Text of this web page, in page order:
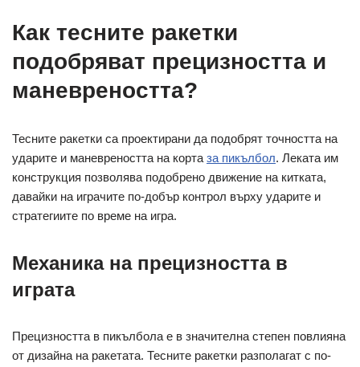
Как тесните ракетки
подобряват прецизността и
маневреността?
Тесните ракетки са проектирани да подобрят точността на
ударите и маневреността на кортаза пикълбол. Леката им
конструкция позволява подобрено движение на китката,
давайки на играчите по-добър контрол върху ударите и
стратегиите по време на игра.
Механика на прецизността в
играта
Прецизността в пикълбола е в значителна степен повлияна
от дизайна на ракетата. Тесните ракетки разполагат с по-